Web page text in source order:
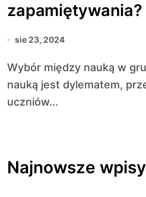
zapamiętywania?
sie 23, 2024
Wybór między nauką w grupie a samodzielną
nauką jest dylematem,
uczniów...
Najnowsze wpisy